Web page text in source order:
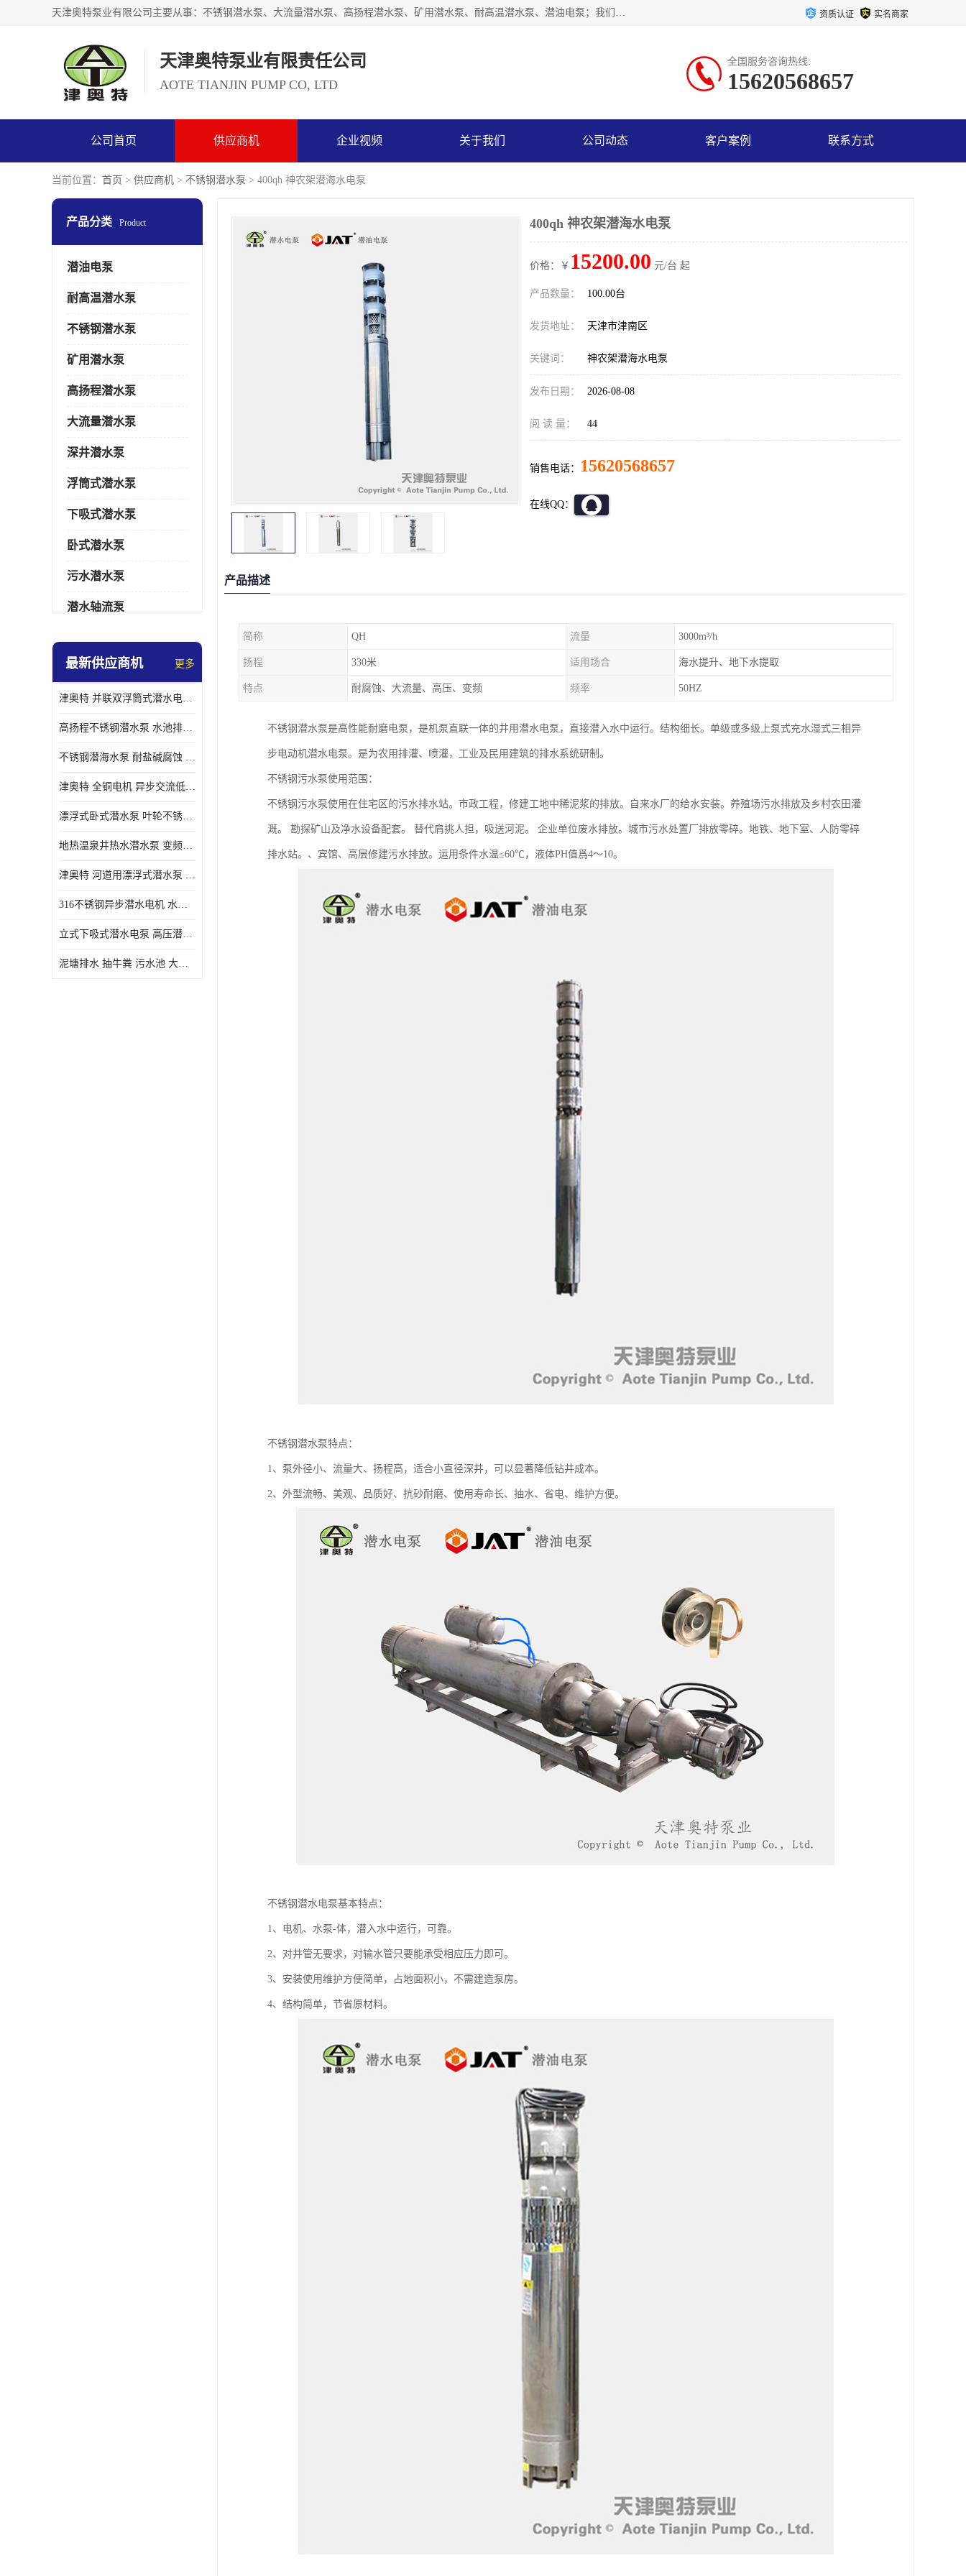
天津奥特泵业有限公司主要从事：不锈钢潜水泵、大流量潜水泵、高扬程潜水泵、矿用潜水泵、耐高温潜水泵、潜油电泵；我们以开发研制生产各种用途的水泵为主，历经十多年艰苦创业，已成为总资产达伍仟多万元，占地面积1万多平方米，年生产能力几百万（台）套，形成集设计研发、制造安装、技术服务于一体的现代规模型企业。 资质认证 实名商家
天津奥特泵业有限责任公司
AOTE TIANJIN PUMP CO, LTD
全国服务咨询热线:
15620568657
公司首页 供应商机 企业视频 关于我们 公司动态 客户案例 联系方式
当前位置： 首页 > 供应商机 > 不锈钢潜水泵 > 400qh 神农架潜海水电泵
产品分类 Product
潜油电泵
耐高温潜水泵
不锈钢潜水泵
矿用潜水泵
高扬程潜水泵
大流量潜水泵
深井潜水泵
浮筒式潜水泵
下吸式潜水泵
卧式潜水泵
污水潜水泵
潜水轴流泵
螺旋离心泵
控制柜
最新供应商机 更多
津奥特 并联双浮筒式潜水电泵 矿山抢险泵 大流量卧式安装 可提供定制
高扬程不锈钢潜水泵 水池排水 变频 井用潜水电泵供应 能耗低 工厂批发
不锈钢潜海水泵 耐盐碱腐蚀 大流量 立式卧式下吸式安装 厂家定制
津奥特 全铜电机 异步交流低压潜水电机 运行稳定售后质保 致电咨询
漂浮式卧式潜水泵 叶轮不锈钢材质 大流量 变频抽水泵 厂家质保售后
地热温泉井热水潜水泵 变频不锈钢 130直径油泵 高温深井泵 津奥特
津奥特 河道用漂浮式潜水泵 不锈钢泵轴 大口径大流量 产品可定制
316不锈钢异步潜水电机 水冷式 可连续运行 定制功率电压 奥特泵业
立式下吸式潜水电泵 高压潜水排沙泵 大功率 深水施工作业 型号可定制
泥塘排水 抽牛粪 污水池 大口径潜水螺旋离心泵 材质特征 奥特泵业
400qh 神农架潜海水电泵
价格：￥ 15200.00 元/台 起
产品数量： 100.00台
发货地址： 天津市津南区
关键词： 神农架潜海水电泵
发布日期： 2026-08-08
阅 读 量： 44
销售电话： 15620568657
在线QQ：
产品描述
简称 QH 流量 3000m³/h
扬程 330米 适用场合 海水提升、地下水提取
特点 耐腐蚀、大流量、高压、变频 频率 50HZ
不锈钢潜水泵是高性能耐磨电泵，是机泵直联一体的井用潜水电泵，直接潜入水中运行。结构细长。单级或多级上泵式充水湿式三相异
步电动机潜水电泵。是为农用排灌、喷灌，工业及民用建筑的排水系统研制。
不锈钢污水泵使用范围：
不锈钢污水泵使用在住宅区的污水排水站。市政工程，修建工地中稀泥浆的排放。自来水厂的给水安装。养殖场污水排放及乡村农田灌
溉。 勘探矿山及净水设备配套。 替代肩挑人担，吸送河泥。 企业单位废水排放。城市污水处置厂排放零碎。地铁、地下室、人防零碎
排水站。、宾馆、高层修建污水排放。运用条件水温≤60℃，液体PH值爲4～10。
不锈钢潜水泵特点：
1、泵外径小、流量大、扬程高，适合小直径深井，可以显著降低钻井成本。
2、外型流畅、美观、品质好、抗砂耐磨、使用寿命长、抽水、省电、维护方便。
不锈钢潜水电泵基本特点：
1、电机、水泵-体，潜入水中运行，可靠。
2、对井管无要求，对输水管只要能承受相应压力即可。
3、安装使用维护方便简单，占地面积小，不需建造泵房。
4、结构简单，节省原材料。